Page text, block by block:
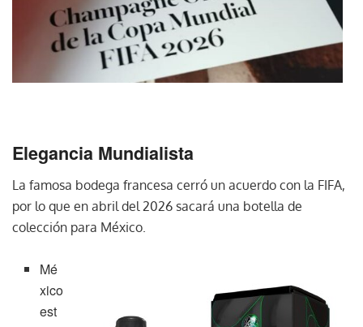
Elegancia Mundialista
La famosa bodega francesa cerró un acuerdo con la FIFA,
por lo que en abril del 2026 sacará una botella de
colección para México.
Mé
xico
est